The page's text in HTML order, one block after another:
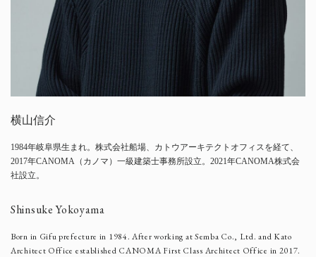
横山信介
1984年岐阜県生まれ。株式会社船場、カトウアーキテクトオフィスを経て、
2017年CANOMA（カノマ）一級建築士事務所設立。2021年CANOMA株式会
社設立。
Shinsuke Yokoyama
Born in Gifu prefecture in 1984. After working at Semba Co., Ltd. and Kato
Architect Office established CANOMA First Class Architect Office in 2017.